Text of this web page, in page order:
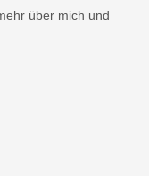
über mich und